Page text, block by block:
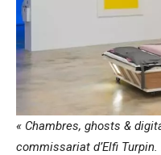
« Chambres, ghosts &
commissariat d’Elfi